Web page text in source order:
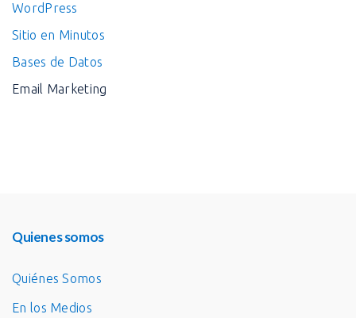
WordPress
Sitio en Minutos
Bases de Datos
Email Marketing
Quienes somos
Quiénes Somos
En los Medios